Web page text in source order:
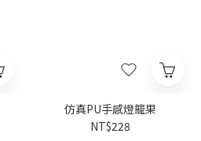
仿真PU手感燈籠果
NT$228